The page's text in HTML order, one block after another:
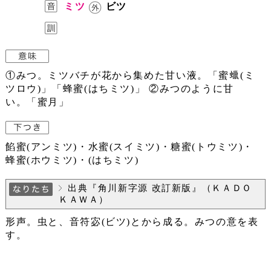
ミツ ビツ
①みつ。ミツバチが花から集めた甘い液。「蜜
(ミ
ツロウ)」「蜂蜜(はちミツ)」 ②みつのように甘
い。「蜜月」
餡蜜(アンミツ)・水蜜(スイミツ)・糖蜜(トウミツ)・
蜂蜜(ホウミツ)・(はちミツ)
出典『角川新字源 改訂新版』（ＫＡＤＯ
ＫＡＷＡ）
形声。虫と、音符宓(ビツ)とから成る。みつの意を表
す。